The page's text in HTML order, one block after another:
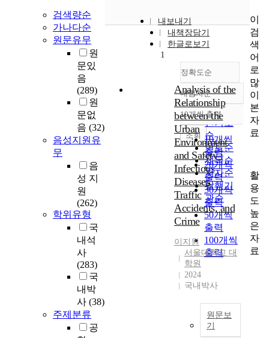
검색량순
가나다순
원문유무
원
문있
음
(289)
원
문없
음 (32)
음성지원유
무
음
성 지
원
(262)
학위유형
국
내석
사
(283)
국
내박
사 (38)
주제분류
공
내보내기
내책장담기
한글로보기
정확도순
정확도
순
인기도
순
연도순
제목순
저자순
발행기
관순
내림차순
내림차순
10개씩 출력
10개씩
출력
20개씩
출력
30개씩
출력
50개씩
출력
100개씩
출력
조회
1
Analysis of the
Relationship
between the
Urban
Environment
and Safety :
Infectious
Diseases,
Traffic
Accidents, and
Crime
이지원
서울대학교 대
학원
2024
국내박사
원문보
기
이
검
색
어
로
많
이
본
자
료
활
용
도
높
은
자
료